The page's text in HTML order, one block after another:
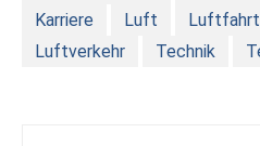
Karriere
Luft Luftfahrt
Luftverkehr
Technik